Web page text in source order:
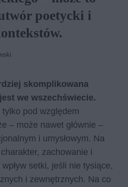
po­etyc­ki i
skomplikowana
we wszechświecie.
pod względem
– może nawet głównie –
i umysłowym. Na
zachowanie i
setki, jeśli nie tysiące,
i zewnętrznych. Na co